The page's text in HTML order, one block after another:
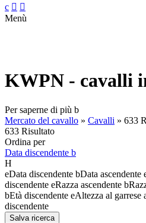
c  
Menù
KWPN - cavalli
Per saperne di più b
Mercato del cavallo » Cavalli » 633
633 Risultato
Ordina per
Data discendente b
H
eData discendente bData ascendente
discendente eRazza ascendente b
bEtà discendente eAltezza al garrese
discendente
Salva ricerca